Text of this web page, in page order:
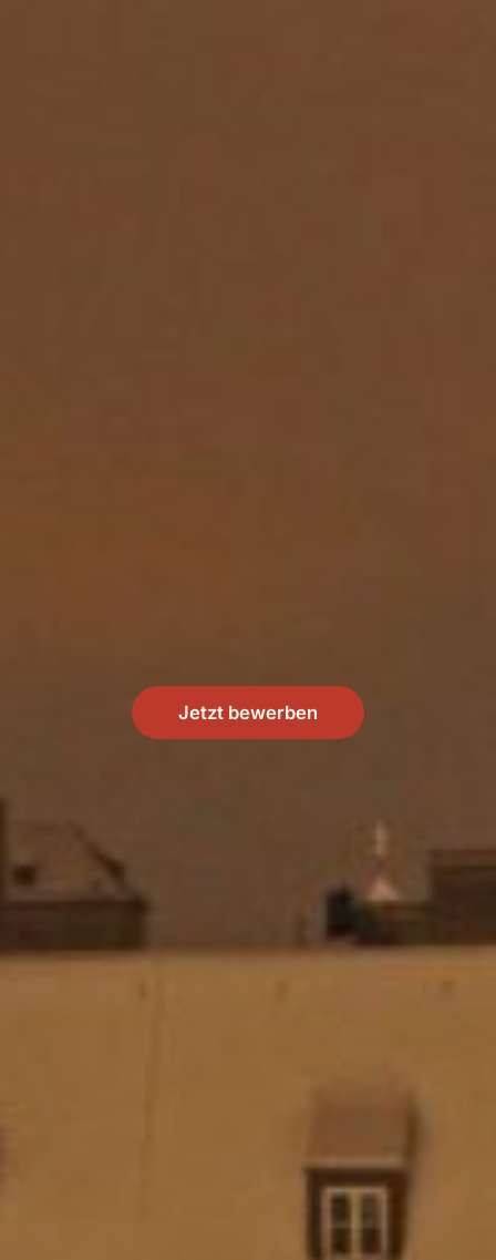
Jetzt bewerben